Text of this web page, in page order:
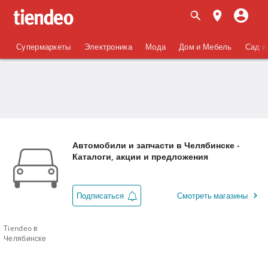
Супермаркеты Электроника Мода Дом и Мебель Сад и
Tiendeo в
Челябинске
Автомобили и запчасти в Челябинске -
Каталоги, акции и предложения
Подписаться Смотреть магазины